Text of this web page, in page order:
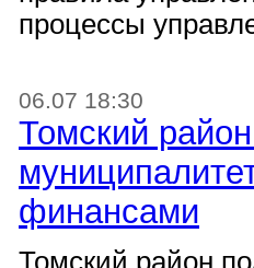
процессы
06.07 18:30
Томский
финансами
Томский район